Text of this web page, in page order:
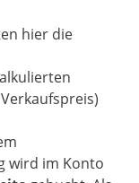
hier die
wird im Konto